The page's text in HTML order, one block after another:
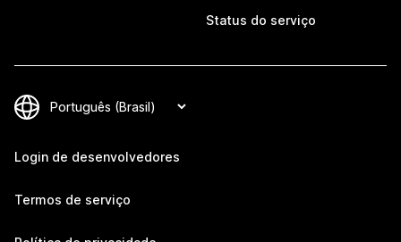
Status do serviço
Login de desenvolvedores
Termos de serviço